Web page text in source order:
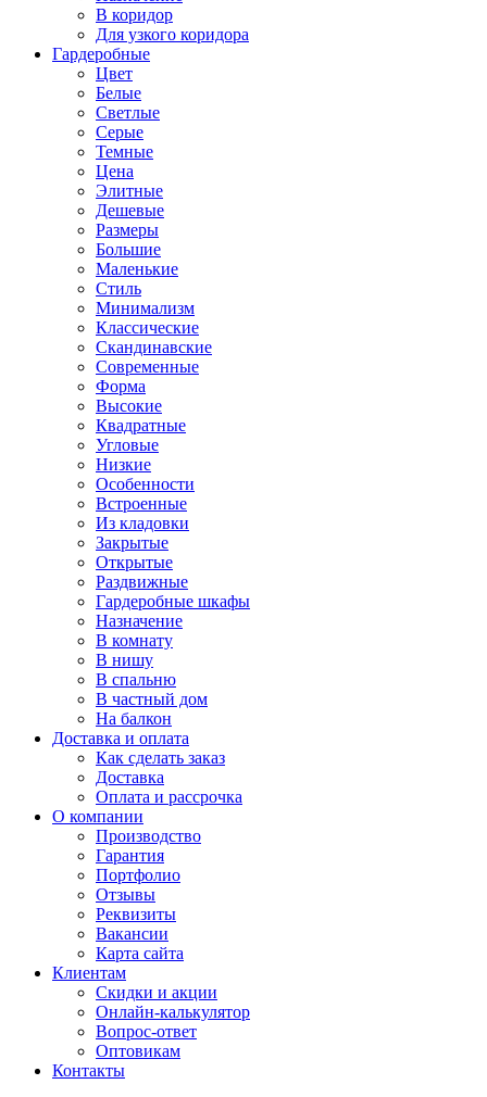
В коридор
Для узкого коридора
Гардеробные
Цвет
Белые
Светлые
Серые
Темные
Цена
Элитные
Дешевые
Размеры
Большие
Маленькие
Стиль
Минимализм
Классические
Скандинавские
Современные
Форма
Высокие
Квадратные
Угловые
Низкие
Особенности
Встроенные
Из кладовки
Закрытые
Открытые
Раздвижные
Гардеробные шкафы
Назначение
В комнату
В нишу
В спальню
В частный дом
На балкон
Доставка и оплата
Как сделать заказ
Доставка
Оплата и рассрочка
О компании
Производство
Гарантия
Портфолио
Отзывы
Реквизиты
Вакансии
Карта сайта
Клиентам
Скидки и акции
Онлайн-калькулятор
Вопрос-ответ
Оптовикам
Контакты